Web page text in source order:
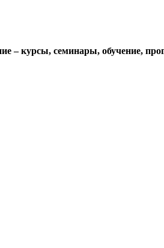
– курсы, семинары, обучение,